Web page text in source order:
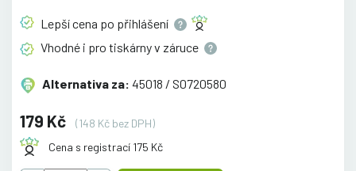
Lepší cena po přihlášení
Vhodné i pro tiskárny v záruce
Alternativa za: 45018 / S0720580
179 Kč
(148 Kč bez DPH)
Cena s registrací 175 Kč